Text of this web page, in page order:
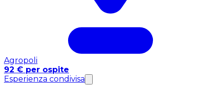
Agropoli
92 € per ospite
Esperienza condivisa